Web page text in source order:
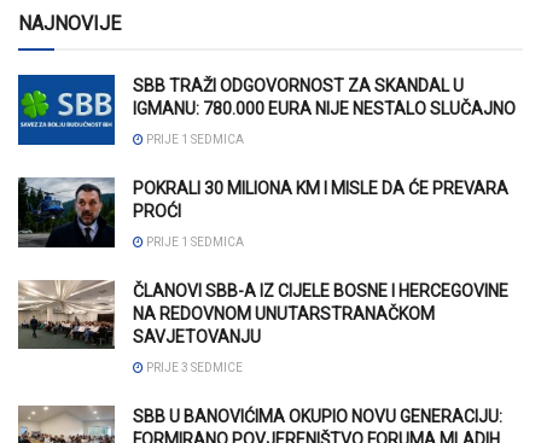
NAJNOVIJE
SBB TRAŽI ODGOVORNOST ZA SKANDAL U
IGMANU: 780.000 EURA NIJE NESTALO SLUČAJNO
PRIJE 1 SEDMICA
POKRALI 30 MILIONA KM I MISLE DA ĆE PREVARA
PROĆI
PRIJE 1 SEDMICA
ČLANOVI SBB-A IZ CIJELE BOSNE I HERCEGOVINE
NA REDOVNOM UNUTARSTRANAČKOM
SAVJETOVANJU
PRIJE 3 SEDMICE
SBB U BANOVIĆIMA OKUPIO NOVU GENERACIJU: